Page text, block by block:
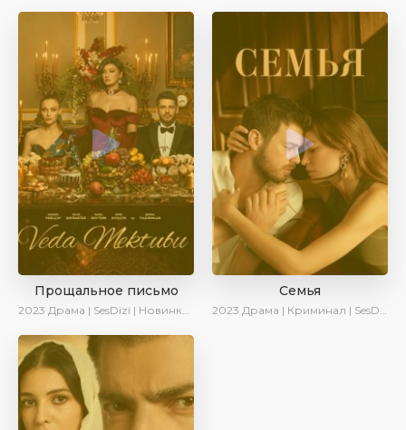
Прощальное письмо
2023 Драма | SesDizi | Новинки | Сериалы 2023
Семья
2023 Драма | Криминал | SesDizi | Ирина Котова | AveTurk | Сериалы 2023